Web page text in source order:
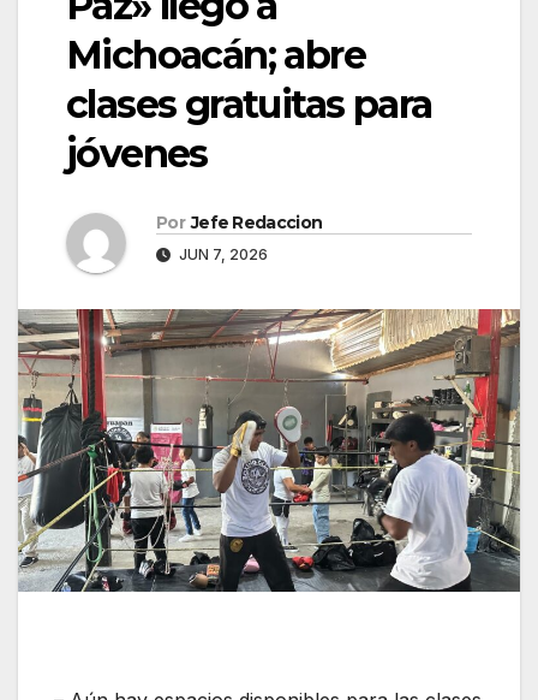
Michoacán; abre
clases gratuitas para
jóvenes
Por Jefe Redaccion
JUN 7, 2026